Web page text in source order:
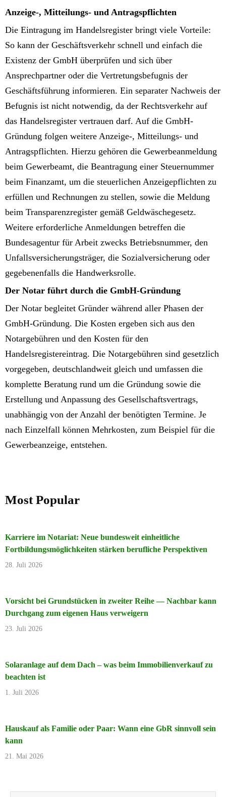
Anzeige-, Mitteilungs- und Antragspflichten
Die Eintragung im Handelsregister bringt viele Vorteile:
So kann der Geschäftsverkehr schnell und einfach die
Existenz der GmbH überprüfen und sich über
Ansprechpartner oder die Vertretungsbefugnis der
Geschäftsführung informieren. Ein separater Nachweis der
Befugnis ist nicht notwendig, da der Rechtsverkehr auf
das Handelsregister vertrauen darf. Auf die GmbH-
Gründung folgen weitere Anzeige-, Mitteilungs- und
Antragspflichten. Hierzu gehören die Gewerbeanmeldung
beim Gewerbeamt, die Beantragung einer Steuernummer
beim Finanzamt, um die steuerlichen Anzeigepflichten zu
erfüllen und Rechnungen zu stellen, sowie die Meldung
beim Transparenzregister gemäß Geldwäschegesetz.
Weitere erforderliche Anmeldungen betreffen die
Bundesagentur für Arbeit zwecks Betriebsnummer, den
Unfallsversicherungsträger, die Sozialversicherung oder
gegebenenfalls die Handwerksrolle.
Der Notar führt durch die GmbH-Gründung
Der Notar begleitet Gründer während aller Phasen der
GmbH-Gründung. Die Kosten ergeben sich aus den
Notargebühren und den Kosten für den
Handelsregistereintrag. Die Notargebühren sind gesetzlich
vorgegeben, deutschlandweit gleich und umfassen die
komplette Beratung rund um die Gründung sowie die
Erstellung und Anpassung des Gesellschaftsvertrags,
unabhängig von der Anzahl der benötigten Termine. Je
nach Einzelfall können Mehrkosten, zum Beispiel für die
Gewerbeanzeige, entstehen.
Most Popular
Karriere im Notariat: Neue bundesweit einheitliche
Fortbildungsmöglichkeiten stärken berufliche Perspektiven
28. Juli 2026
Vorsicht bei Grundstücken in zweiter Reihe — Nachbar kann
Durchgang zum eigenen Haus verweigern
23. Juli 2026
Solaranlage auf dem Dach – was beim Immobilienverkauf zu
beachten ist
1. Juli 2026
Hauskauf als Familie oder Paar: Wann eine GbR sinnvoll sein
kann
21. Mai 2026